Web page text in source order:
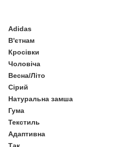
Adidas
В'єтнам
Кросівки
Чоловіча
Весна/Літо
Сірий
Натуральна замша
Гума
Текстиль
Адаптивна